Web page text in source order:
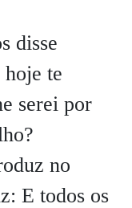
disse
te
serei por
no
E todos os